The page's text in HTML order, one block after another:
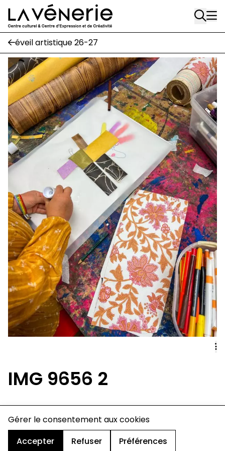
Gérer le consentement aux cookies
Accepter
Refuser Préférences
Aller au contenu principal
Écuries
Place Gilson, 3
1170 Watermael-Boitsfort
02 663 85 50
suivez-nous
Journal Vénerie- version papier
Newsletter
AA
éveil artistique 26-27
IMG 9656 2
charte de confidentialité
mentions légales
cookies
design & développement :